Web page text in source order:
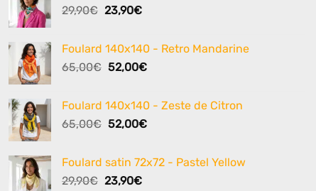
29,90€ Le
était :
29,90€.
23,90€Le
est :
23,90€.
Foulard 140x140 - Retro Mandarine
65,00€ Le
était :
65,00€.
52,00€Le
est :
52,00€.
Foulard 140x140 - Zeste de Citron
65,00€ Le
était :
65,00€.
52,00€Le
est :
Foulard satin 72x72 - Pastel Yellow
29,90€ Le
23,90€Le